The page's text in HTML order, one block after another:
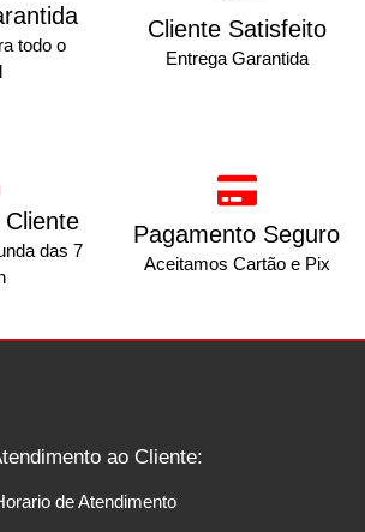
todo o
Cliente Satisfeito
Entrega Garantida
das 7
Pagamento Seguro
Aceitamos Cartão e Pix
ao Cliente:
de Atendimento